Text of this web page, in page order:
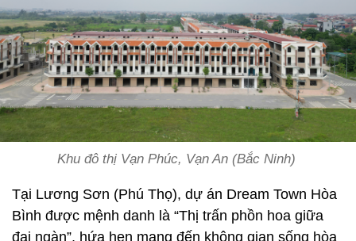
Khu đô thị Vạn Phúc, Vạn An (Bắc Ninh)
Tại Lương Sơn (Phú Thọ), dự án Dream Town Hòa
Bình được mệnh danh là “Thị trấn phồn hoa giữa
đại ngàn”, hứa hẹn mang đến không gian sống hòa